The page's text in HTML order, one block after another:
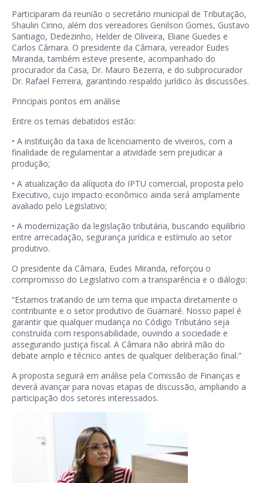
Participaram da reunião o secretário municipal de Tributação,
Shaulin Cirino, além dos vereadores Genilson Gomes, Gustavo
Santiago, Dedezinho, Helder de Oliveira, Eliane Guedes e
Carlos Câmara. O presidente da Câmara, vereador Eudes
Miranda, também esteve presente, acompanhado do
procurador da Casa, Dr. Mauro Bezerra, e do subprocurador
Dr. Rafael Ferreira, garantindo respaldo jurídico às discussões.
Principais pontos em análise
Entre os temas debatidos estão:
• A instituição da taxa de licenciamento de viveiros, com a
finalidade de regulamentar a atividade sem prejudicar a
produção;
• A atualização da alíquota do IPTU comercial, proposta pelo
Executivo, cujo impacto econômico ainda será amplamente
avaliado pelo Legislativo;
• A modernização da legislação tributária, buscando equilíbrio
entre arrecadação, segurança jurídica e estímulo ao setor
produtivo.
O presidente da Câmara, Eudes Miranda, reforçou o
compromisso do Legislativo com a transparência e o diálogo:
“Estamos tratando de um tema que impacta diretamente o
contribuinte e o setor produtivo de Guamaré. Nosso papel é
garantir que qualquer mudança no Código Tributário seja
construída com responsabilidade, ouvindo a sociedade e
assegurando justiça fiscal. A Câmara não abrirá mão do
debate amplo e técnico antes de qualquer deliberação final.”
A proposta seguirá em análise pela Comissão de Finanças e
deverá avançar para novas etapas de discussão, ampliando a
participação dos setores interessados.